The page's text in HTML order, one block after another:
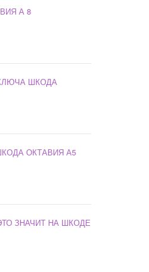
А 8
ШКОДА
ОКТАВИЯ А5
ЗНАЧИТ НА ШКОДЕ